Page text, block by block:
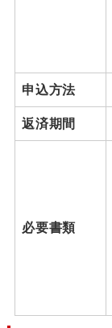
申込方法
返済期間
必要書類